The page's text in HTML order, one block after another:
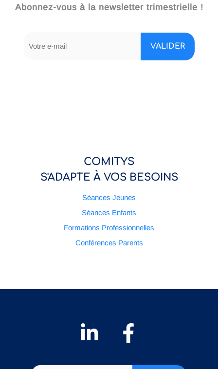
Abonnez-vous à la newsletter trimestrielle !
COMITYS
S'ADAPTE À VOS BESOINS
Séances Jeunes
Séances Enfants
Formations Professionnelles
Conférences Parents